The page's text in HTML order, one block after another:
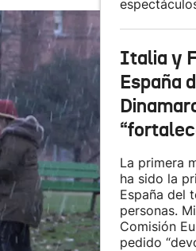
Italia y
España
La primera
ha sido la
España del
personas.
Comisión
pedido